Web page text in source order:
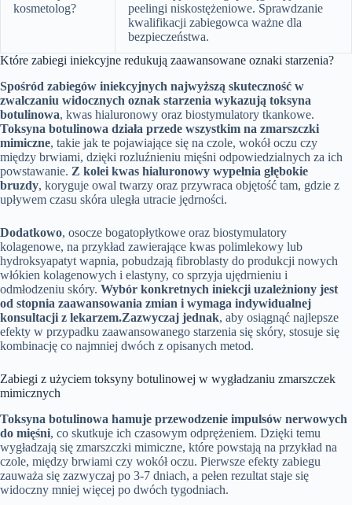
kosmetolog?
peelingi niskostężeniowe. Sprawdzanie
kwalifikacji zabiegowca ważne dla
bezpieczeństwa.
Które zabiegi iniekcyjne redukują zaawansowane oznaki starzenia?
Spośród zabiegów iniekcyjnych najwyższą skuteczność w
zwalczaniu widocznych oznak starzenia wykazują toksyna
botulinowa, kwas hialuronowy oraz biostymulatory tkankowe.
Toksyna botulinowa działa przede wszystkim na zmarszczki
mimiczne, takie jak te pojawiające się na czole, wokół oczu czy
między brwiami, dzięki rozluźnieniu mięśni odpowiedzialnych za ich
powstawanie. Z kolei kwas hialuronowy wypełnia głębokie
bruzdy, koryguje owal twarzy oraz przywraca objętość tam, gdzie z
upływem czasu skóra uległa utracie jędrności.
Dodatkowo, osocze bogatopłytkowe oraz biostymulatory
kolagenowe, na przykład zawierające kwas polimlekowy lub
hydroksyapatyt wapnia, pobudzają fibroblasty do produkcji nowych
włókien kolagenowych i elastyny, co sprzyja ujędrnieniu i
odmłodzeniu skóry. Wybór konkretnych iniekcji uzależniony jest
od stopnia zaawansowania zmian i wymaga indywidualnej
konsultacji z lekarzem.Zazwyczaj jednak, aby osiągnąć najlepsze
efekty w przypadku zaawansowanego starzenia się skóry, stosuje się
kombinację co najmniej dwóch z opisanych metod.
Zabiegi z użyciem toksyny botulinowej w wygładzaniu zmarszczek
mimicznych
Toksyna botulinowa hamuje przewodzenie impulsów nerwowych
do mięśni, co skutkuje ich czasowym odprężeniem. Dzięki temu
wygładzają się zmarszczki mimiczne, które powstają na przykład na
czole, między brwiami czy wokół oczu. Pierwsze efekty zabiegu
zauważa się zazwyczaj po 3-7 dniach, a pełen rezultat staje się
widoczny mniej więcej po dwóch tygodniach.